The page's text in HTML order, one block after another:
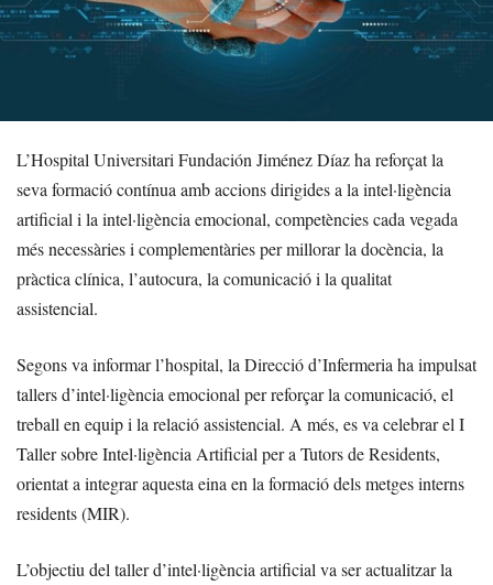
L’Hospital Universitari Fundación Jiménez Díaz ha reforçat la
seva formació contínua amb accions dirigides a la intel·ligència
artificial i la intel·ligència emocional, competències cada vegada
més necessàries i complementàries per millorar la docència, la
pràctica clínica, l’autocura, la comunicació i la qualitat
assistencial.
Segons va informar l’hospital, la Direcció d’Infermeria ha impulsat
tallers d’intel·ligència emocional per reforçar la comunicació, el
treball en equip i la relació assistencial. A més, es va celebrar el I
Taller sobre Intel·ligència Artificial per a Tutors de Residents,
orientat a integrar aquesta eina en la formació dels metges interns
residents (MIR).
L’objectiu del taller d’intel·ligència artificial va ser actualitzar la